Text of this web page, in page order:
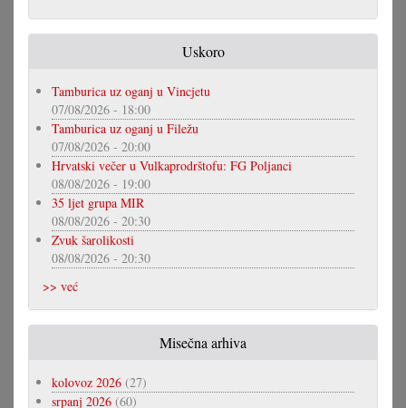
Uskoro
Tamburica uz oganj u Vincjetu
07/08/2026 - 18:00
Tamburica uz oganj u Filežu
07/08/2026 - 20:00
Hrvatski večer u Vulkaprodrštofu: FG Poljanci
08/08/2026 - 19:00
35 ljet grupa MIR
08/08/2026 - 20:30
Zvuk šarolikosti
08/08/2026 - 20:30
>> već
Misečna arhiva
kolovoz 2026 (27)
srpanj 2026 (60)